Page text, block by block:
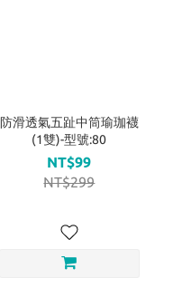
防滑透氣五趾中筒瑜珈襪
(1雙)-型號:80
NT$99
NT$299